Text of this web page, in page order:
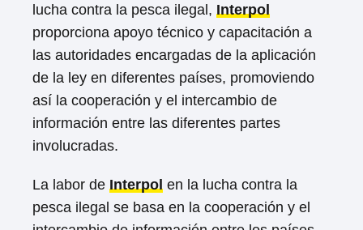
lucha contra la pesca ilegal, Interpol
proporciona apoyo técnico y capacitación a
las autoridades encargadas de la aplicación
de la ley en diferentes países, promoviendo
así la cooperación y el intercambio de
información entre las diferentes partes
involucradas.
La labor de Interpol en la lucha contra la
pesca ilegal se basa en la cooperación y el